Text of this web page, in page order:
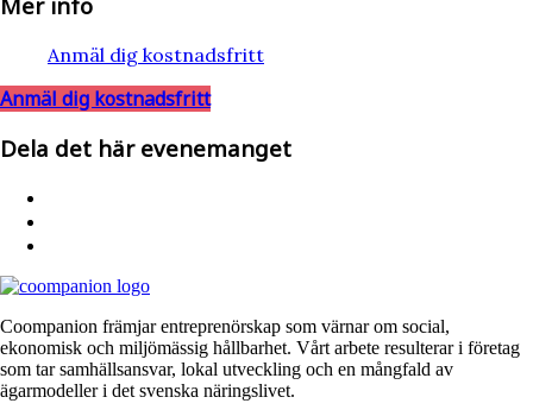
Anmäl dig kostnadsfritt
Anmäl dig kostnadsfritt
Dela det här evenemanget
Coompanion främjar entreprenörskap som värnar om social,
ekonomisk och miljömässig hållbarhet. Vårt arbete resulterar i företag
som tar samhällsansvar, lokal utveckling och en mångfald av
ägarmodeller i det svenska näringslivet.